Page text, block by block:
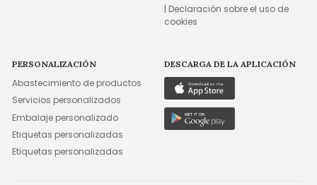
| Declaración sobre el uso de
cookies
PERSONALIZACIÓN
Abastecimiento de productos
Servicios personalizados
Embalaje personalizado
Etiquetas personalizadas
Etiquetas personalizadas
DESCARGA DE LA APLICACIÓN